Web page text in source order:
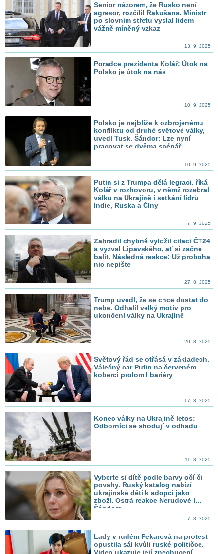
Senior názorem, že Rusko není
agresor, rozčílil Rakušana. Ministr
po slovním střetu vyslal lidem
vážně míněný vzkaz
13. 9. 2025
Poradce prezidenta Kolář: Útok na
Polsko je útok na nás
10. 9. 2025
Polsko je nejblíže k ozbrojenému
konfliktu od druhé světové války,
uvedl Tusk. Šándor: Lze nyní
pracovat se dvěma scénáři
10. 9. 2025
Putin si z Trumpa dělá legraci, říká
Kolář v rozhovoru, v němž rozebral
válku na Ukrajině i setkání lídrů
Indie, Ruska a Číny
7. 9. 2025
Zahradil chybně vyložil citaci ČT24
a vyzval Lipavského, ať si začne
balit. Následná reakce: Už proboha
nic nepište
27. 8. 2025
Trump uvedl, že se chce dostat do
nebe. Odhalil velký motiv pro
ukončení války na Ukrajině
20. 8. 2025
Světový řád se otřásá v základech.
Válečný car Putin na červeném
koberci prolomil bariéry
17. 8. 2025
Konec války na Ukrajině letos:
Odborníci se shodují v odhadu
11. 8. 2025
Vyberte si dítě podle barvy očí či
povahy. Ruský katalog nabízí
ukrajinské děti k adopci jako
zboží. Ostrá reakce Nerudové i
Šándora
7. 8. 2025
Lady v rudém Pekarová na protest
opustila sál kvůli ruské političce.
Video ukazuje její znechucení